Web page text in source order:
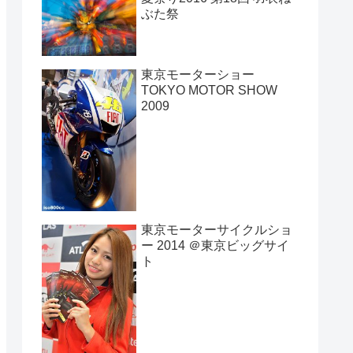
ぶた祭
東京モーターショー
TOKYO MOTOR SHOW
2009
東京モーターサイクルショ
ー 2014 ＠東京ビッグサイ
ト